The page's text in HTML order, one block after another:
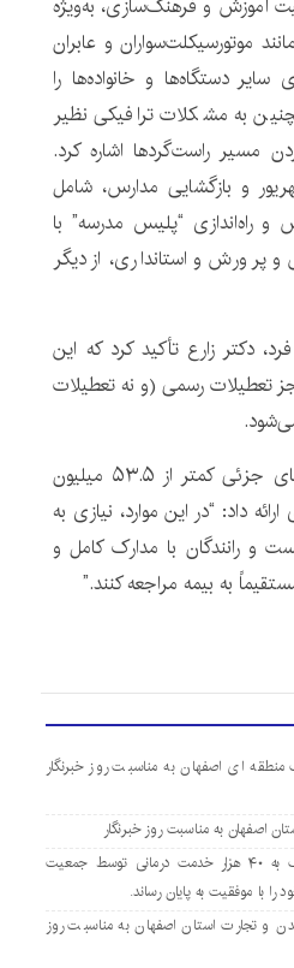
موتورسیکلت‌سواران و عابران
سایر دستگاه‌ها و خانواده‌ها را
به مشکلات ترافیکی نظیر
مسیر راست‌گردها اشاره کرد.
و بازگشایی مدارس، شامل
راه‌اندازی “پلیس مدرسه” با
پرورش و استانداری، از دیگر
زارع تأکید کرد که این
تعطیلات رسمی (و نه تعطیلات
وی در خصوص خسارت‌های جزئی کمتر از ۵۳.۵ میلیون
داد: “در این موارد، نیازی به
و رانندگان با مدارک کامل و
به بیمه مراجعه کنند.”
ای اصفهان به مناسبت روز خبرنگار
اصفهان به مناسبت روز خبرنگار
درمانگاه «نبأ» نجف با ارائه نزدیک به ۴۰ هزار خدمت درمانی توسط جمعیت
با موفقیت به پایان رساند.
و تجارت استان اصفهان به مناسبت روز